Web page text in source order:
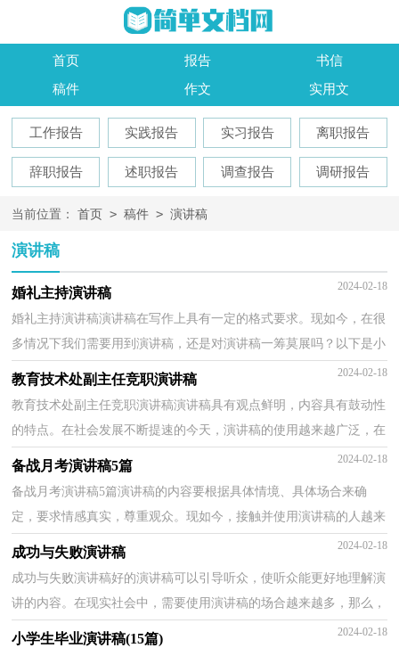
首页 报告
书信
稿件
作文 实用文
工作报告 实践报告 实习报告 离职报告
辞职报告 述职报告 调查报告 调研报告
当前位置： 首页 > 稿件 > 演讲稿
演讲稿
婚礼主持演讲稿 2024-02-18
婚礼主持演讲稿演讲稿在写作上具有一定的格式要求。现如今，在很
多情况下我们需要用到演讲稿，还是对演讲稿一筹莫展吗？以下是小
编为大家整理的婚礼主持演讲稿，欢迎大家分享。婚礼...
教育技术处副主任竞职演讲稿 2024-02-18
教育技术处副主任竞职演讲稿演讲稿具有观点鲜明，内容具有鼓动性
的特点。在社会发展不断提速的今天，演讲稿的使用越来越广泛，在
写之前，可以先参考范文，下面是小编收集整理的教育技...
备战月考演讲稿5篇 2024-02-18
备战月考演讲稿5篇演讲稿的内容要根据具体情境、具体场合来确
定，要求情感真实，尊重观众。现如今，接触并使用演讲稿的人越来
越多，为了让您在写演讲稿时更加简单方便，以下是小编收...
成功与失败演讲稿 2024-02-18
成功与失败演讲稿好的演讲稿可以引导听众，使听众能更好地理解演
讲的内容。在现实社会中，需要使用演讲稿的场合越来越多，那么，
怎么去写演讲稿呢？以下是小编为大家收集的成功与失败...
小学生毕业演讲稿(15篇) 2024-02-18